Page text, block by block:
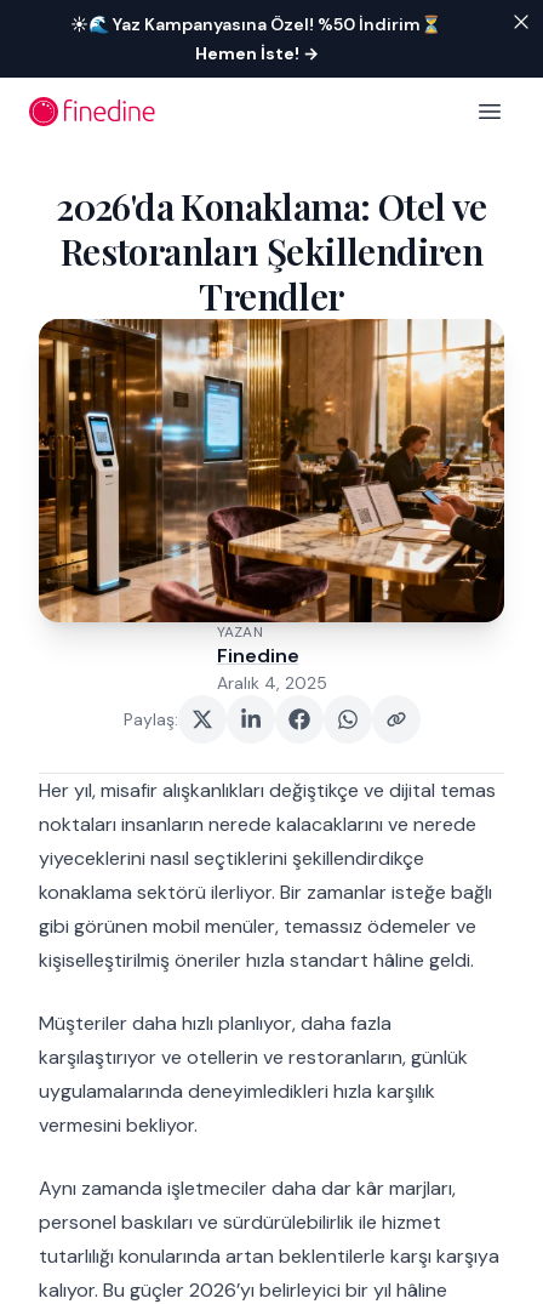
İçeriğe geç☀️🌊 Yaz Kampanyasına Özel! %50 İndirim⏳
Hemen İste! →
Open
2026'da Konaklama: Otel ve
Restoranları Şekillendiren
Trendler
YAZAN
Finedine
Aralık 4, 2025
Paylaş:
Her yıl, misafir alışkanlıkları değiştikçe ve dijital temas
noktaları insanların nerede kalacaklarını ve nerede
yiyeceklerini nasıl seçtiklerini şekillendirdikçe
konaklama sektörü ilerliyor. Bir zamanlar isteğe bağlı
gibi görünen mobil menüler, temassız ödemeler ve
kişiselleştirilmiş öneriler hızla standart hâline geldi.
Müşteriler daha hızlı planlıyor, daha fazla
karşılaştırıyor ve otellerin ve restoranların, günlük
uygulamalarında deneyimledikleri hızla karşılık
vermesini bekliyor.
Aynı zamanda işletmeciler daha dar kâr marjları,
personel baskıları ve sürdürülebilirlik ile hizmet
tutarlılığı konularında artan beklentilerle karşı karşıya
kalıyor. Bu güçler 2026’yı belirleyici bir yıl hâline